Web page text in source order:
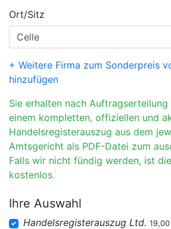
Ort/Sitz
+ Weitere Firma zum Sonderpreis
hinzufügen
Sie erhalten nach Auftragserteilung
einem kompletten, offiziellen und
Handelsregisterauszug aus dem
Amtsgericht als PDF-Datei zum
Falls wir nicht fündig werden, ist
kostenlos.
Ihre Auswahl
Handelsregisterauszug Ltd.